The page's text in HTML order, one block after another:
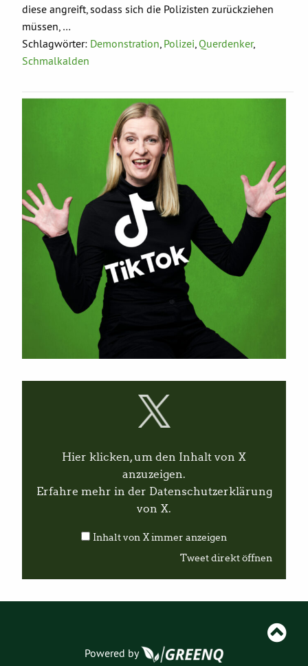
diese angreift, sodass sich die Polizisten zurückziehen
müssen, …
Schlagwörter: Demonstration, Polizei, Querdenker,
Schmalkalden
Hier klicken, um den Inhalt von X
anzuzeigen.
Erfahre mehr in der Datenschutzerklärung
von X.
Inhalt von X immer anzeigen
Tweet direkt öffnen
Powered by